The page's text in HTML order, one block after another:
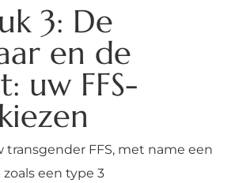
3: De
en de
uw FFS-
transgender FFS, met name een
een type 3